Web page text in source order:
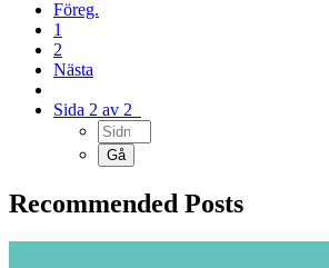
Föreg.
1
2
Nästa
Sida 2 av 2
Recommended Posts